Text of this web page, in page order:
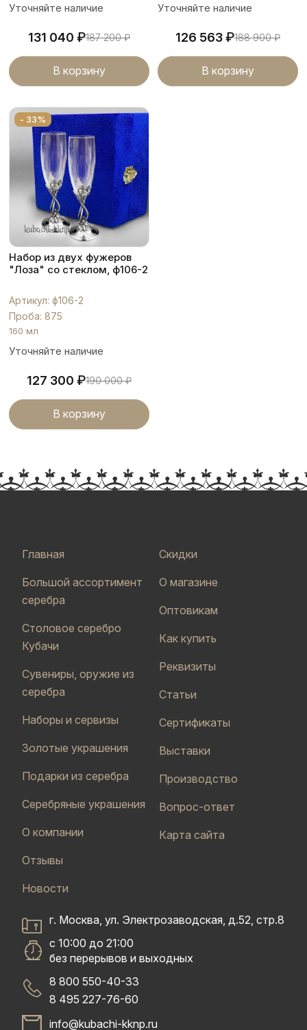
Уточняйте наличие
131 040 ₽187 200₽
В корзину
Уточняйте наличие
126 563₽188 900₽
В корзину
- 33%
Набор из двух фужеров
"Лоза" со стеклом, ф106-2
Артикул: ф106-2
Проба: 875
160 мл
Уточняйте наличие
127 300 ₽190 000₽
В корзину
Главная
Большой ассортимент
серебра
Столовое серебро
Кубачи
Сувениры, оружие из
серебра
Наборы и сервизы
Золотые украшения
Подарки из серебра
Серебряные украшения
О компании
Отзывы
Новости
Скидки
О магазине
Оптовикам
Как купить
Реквизиты
Статьи
Сертификаты
Выставки
Производство
Вопрос-ответ
Карта сайта
г. Москва, ул. Электрозаводская, д.52, стр.8
с 10:00 до 21:00
без перерывов и выходных
8 800 550-40-33
8 495 227-76-60
info@kubachi-kknp.ru